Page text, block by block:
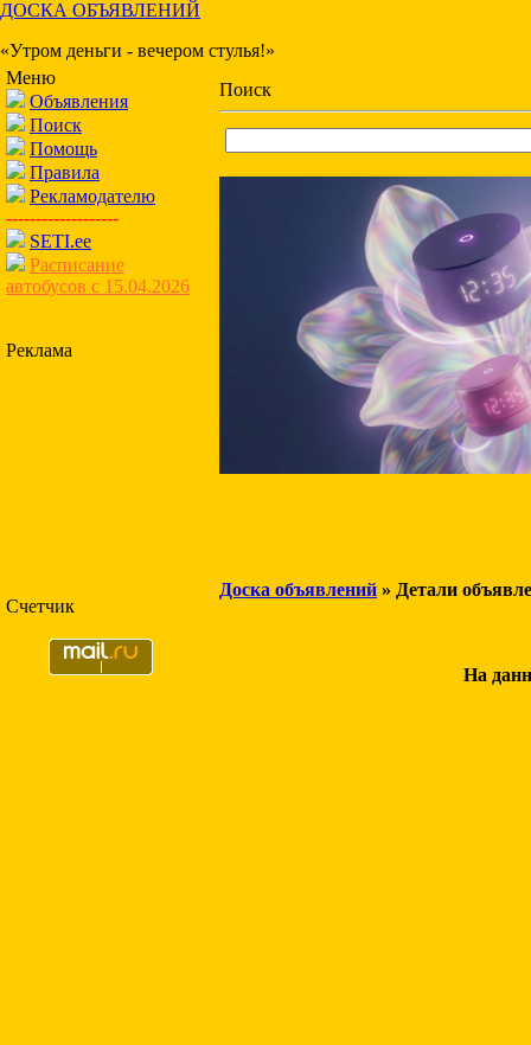
ДОСКА ОБЪЯВЛЕНИЙ
«Утром деньги - вечером стулья!»
Меню
Объявления
Поиск
Помощь
Правила
Рекламодателю
-------------------
SETI.ee
Расписание
автобусов с 15.04.2026
Реклама
Счетчик
Поиск
Доска объявлений » Детали
На